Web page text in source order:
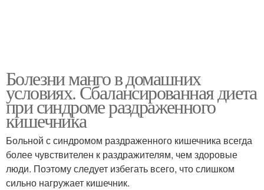
Болезни манго в домашних
условиях. Сбалансированная диета
при синдроме раздраженного
кишечника
Больной с синдромом раздраженного кишечника всегда
более чувствителен к раздражителям, чем здоровые
люди. Поэтому следует избегать всего, что слишком
сильно нагружает кишечник.